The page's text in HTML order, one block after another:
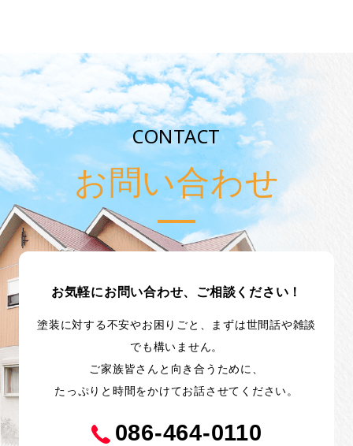
CONTACT
お問い合わせ
お気軽にお問い合わせ、ご相談ください！
塗装に対する不安やお困りごと、まずは世間話や雑談
でも構いません。
ご家族皆さんと向き合うために、
たっぷりと時間をかけてお話させてください。
086-464-0110